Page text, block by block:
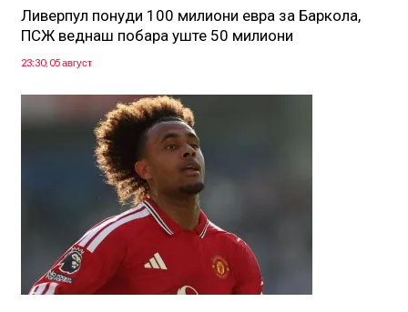
Ливерпул понуди 100 милиони евра за Баркола,
ПСЖ веднаш побара уште 50 милиони
23:30, 05 август